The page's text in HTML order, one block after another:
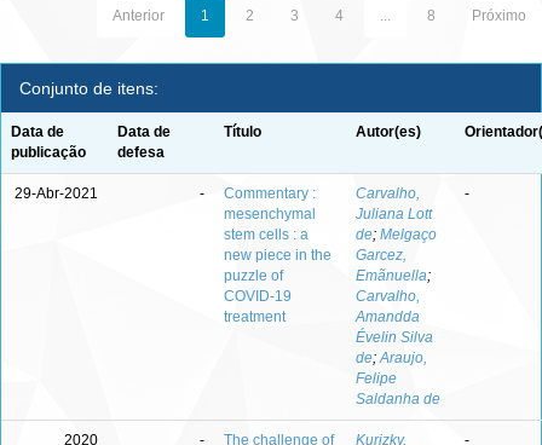
Anterior 1 2 3 4 ... 8 Próximo
Conjunto de itens:
Data de
publicação
Data de
defesa
Título Autor(es)
29-Abr-2021 -
Commentary :
mesenchymal
stem cells : a
new piece in the
puzzle of
COVID-19
treatment
Carvalho,
Juliana Lott
de; Melgaço
Garcez,
Emãnuella;
Carvalho,
Amandda
Évelin Silva
de;Araujo,
Felipe
Saldanha de
-
2020 -
The challenge of
Kurizky,
-